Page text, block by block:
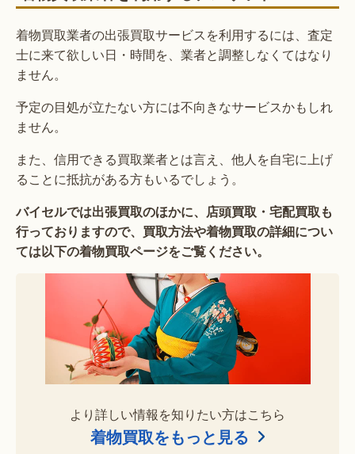
着物買取業者の出張買取サービスを利用するには、査定
士に来て欲しい日・時間を、業者と調整しなくてはなり
ません。
予定の目処が立たない方には不向きなサービスかもしれ
ません。
また、信用できる買取業者とは言え、他人を自宅に上げ
ることに抵抗がある方もいるでしょう。
バイセルでは出張買取のほかに、店頭買取・宅配買取も
行っておりますので、買取方法や着物買取の詳細につい
ては以下の着物買取ページをご覧ください。
より詳しい情報を知りたい方はこちら
着物買取をもっと見る